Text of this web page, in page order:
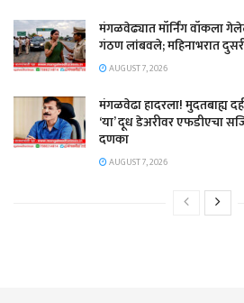
मंगळवेढ्यात मॉर्निंग वॉकला
गंठण लांबवले; महिनाभरात
AUGUST 7, 2026
​मंगळवेढा हादरला! मुदतबाह्य
‘या’ दूध डेअरीवर एफडीएचा
दणका
AUGUST 7, 2026